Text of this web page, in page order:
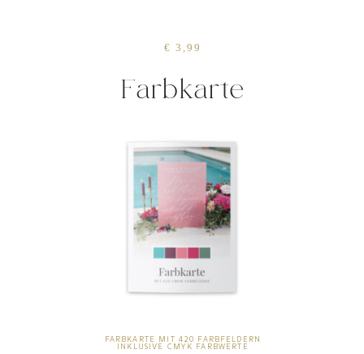
€ 3,99
Farbkarte
FARBKARTE MIT 420 FARBFELDERN
INKLUSIVE CMYK FARBWERTE